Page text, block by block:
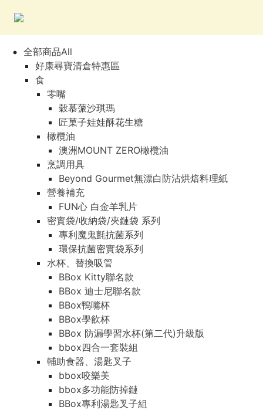
全部商品All
好康尋寶清倉特惠區
食
零嘴
穀慕蒎沙琪瑪
匠菓子娃娃酥花生糖
橄欖油
澳洲MOUNT ZERO橄欖油
烹調用具
Beyond Gourmet無漂白防沾烘焙料理紙
營養補充
FUN心 白金羊乳片
密實袋/收納袋/夾鏈袋 系列
專利魔鬼氈抗菌系列
環保抗菌密實袋系列
水杯、替換吸管
BBox Kitty聯名款
BBox 迪士尼聯名款
BBox鴨嘴杯
BBox學飲杯
BBox 防漏學習水杯(第二代)升級版
bbox四合一套裝組
輔助食器、湯匙叉子
bbox咬樂美
bbox多功能防掉鏈
BBox專利湯匙叉子組